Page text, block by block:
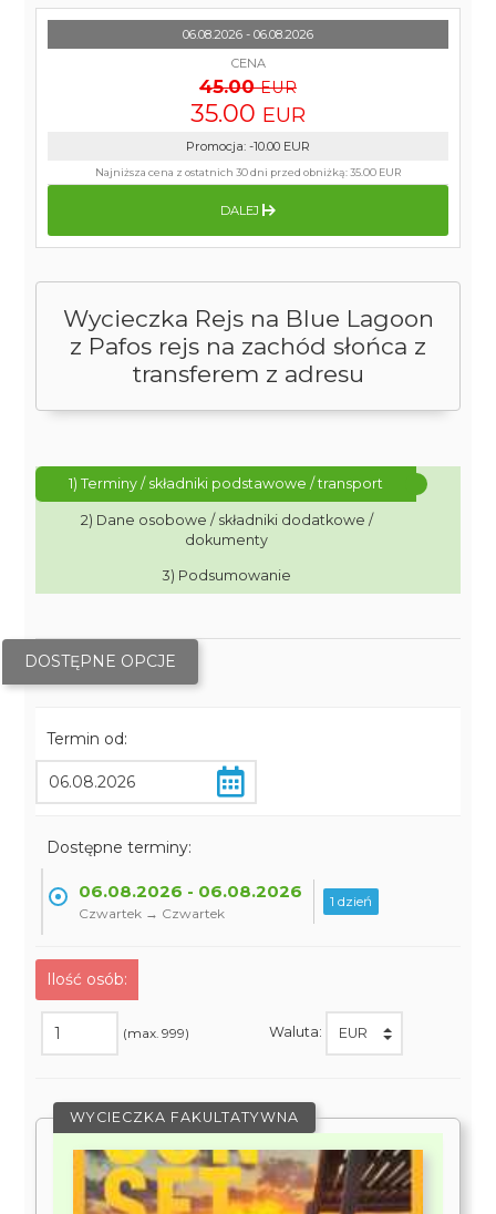
Wycieczka Rejs na Blue Lagoon
z Pafos rejs na zachód słońca z
transferem z adresu
1) Terminy / składniki podstawowe / transport
2) Dane osobowe / składniki dodatkowe /
dokumenty
3) Podsumowanie
DOSTĘPNE OPCJE
Termin od:
Dostępne terminy:
06.08.2026 - 06.08.2026
Czwartek → Czwartek
1 dzień
Ilość osób:
(max. 999) Waluta:
WYCIECZKA FAKULTATYWNA
06.08.2026 - 06.08.2026
CENA
45.00 EUR
35.00 EUR
Promocja: -10.00 EUR
Najniższa cena z ostatnich 30 dni przed obniżką:35.00 EUR
DALEJ